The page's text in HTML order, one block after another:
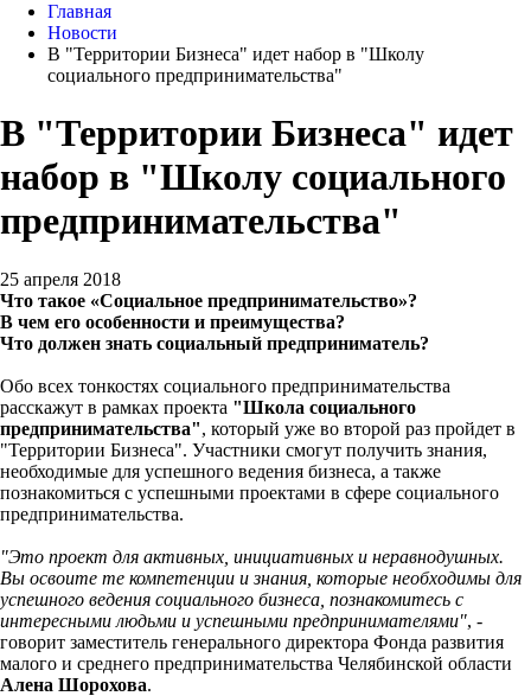
Главная
Новости
В "Территории Бизнеса" идет набор в "Школу
социального предпринимательства"
В "Территории Бизнеса" идет
набор в "Школу социального
предпринимательства"
25 апреля 2018
Что такое «Социальное предпринимательство»?
В чем его особенности и преимущества?
Что должен знать социальный предприниматель?
Обо всех тонкостях социального предпринимательства
расскажут в рамках проекта "Школа социального
предпринимательства", который уже во второй раз пройдет в
"Территории Бизнеса". Участники смогут получить знания,
необходимые для успешного ведения бизнеса, а также
познакомиться с успешными проектами в сфере социального
предпринимательства.
"Это проект для активных, инициативных и неравнодушных.
Вы освоите те компетенции и знания, которые необходимы для
успешного ведения социального бизнеса, познакомитесь с
интересными людьми и успешными предпринимателями", -
говорит заместитель генерального директора Фонда развития
малого и среднего предпринимательства Челябинской области
Алена Шорохова.